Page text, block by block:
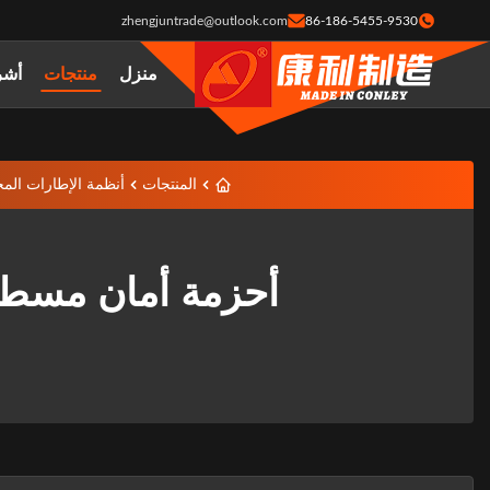
86-186-5455-9530
zhengjuntrade@outlook.com
منزل منتجات
المنتجات أنظمة الإطارات